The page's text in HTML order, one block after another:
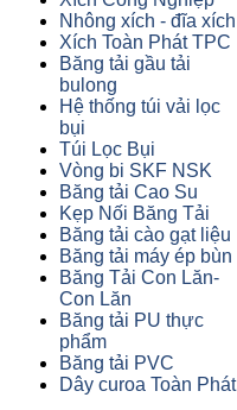
Nhông xích - đĩa xích
Xích Toàn Phát TPC
Băng tải gầu tải
bulong
Hệ thống túi vải lọc
bụi
Túi Lọc Bụi
Vòng bi SKF NSK
Băng tải Cao Su
Kẹp Nối Băng Tải
Băng tải cào gạt liệu
Băng tải máy ép bùn
Băng Tải Con Lăn-
Con Lăn
Băng tải PU thực
phẩm
Băng tải PVC
Dây curoa Toàn Phát